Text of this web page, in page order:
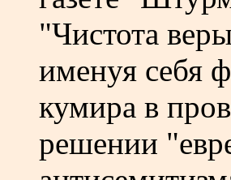
"Чистота
именуя себя
кумира в
решении